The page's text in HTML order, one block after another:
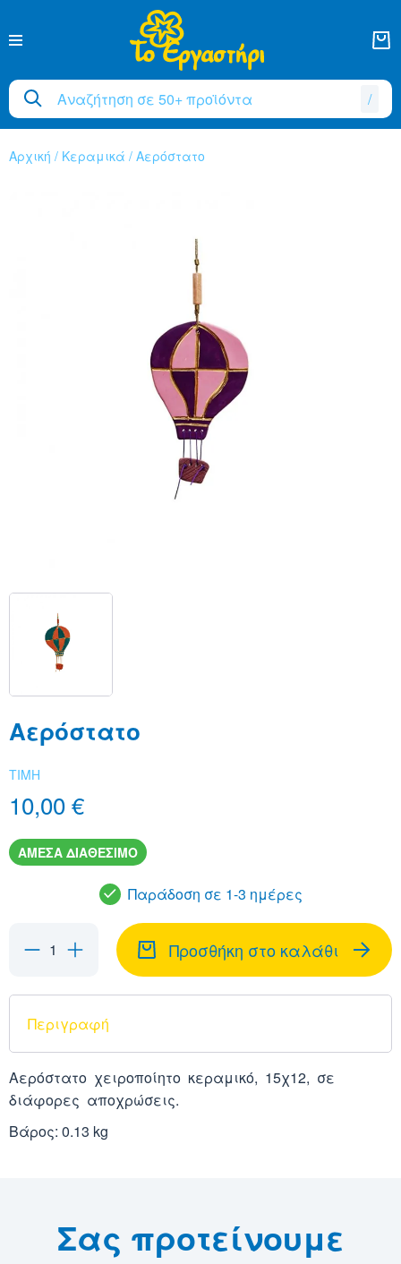
/
Αρχική / Κεραμικά / Αερόστατο
Αερόστατο
ΤΙΜΗ
10,00 €
ΑΜΕΣΑ ΔΙΑΘΕΣΙΜΟ
Παράδοση σε 1-3 ημέρες
Προσθήκη στο καλάθι
Περιγραφή
Αερόστατο χειροποίητο κεραμικό, 15χ12, σε
διάφορες αποχρώσεις.
Βάρος: 0.13 kg
Σας προτείνουμε